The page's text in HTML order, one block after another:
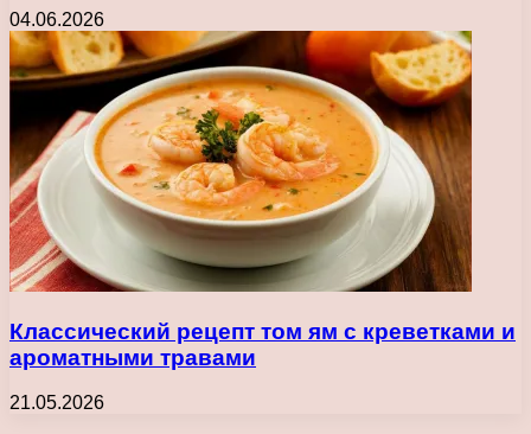
04.06.2026
Классический рецепт том ям с креветками и
ароматными травами
21.05.2026